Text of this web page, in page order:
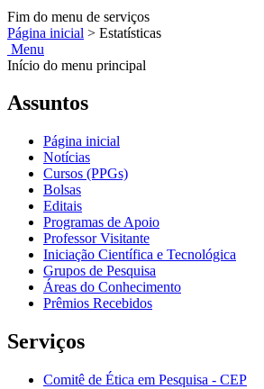
Fim do menu de serviços
Página inicial > Estatísticas
Menu
Início do menu principal
Assuntos
Página inicial
Notícias
Cursos (PPGs)
Bolsas
Editais
Programas de Apoio
Professor Visitante
Iniciação Científica e Tecnológica
Grupos de Pesquisa
Áreas do Conhecimento
Prêmios Recebidos
Serviços
Comitê de Ética em Pesquisa - CEP